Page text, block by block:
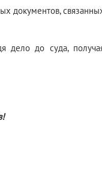
документов,
дело до суда,